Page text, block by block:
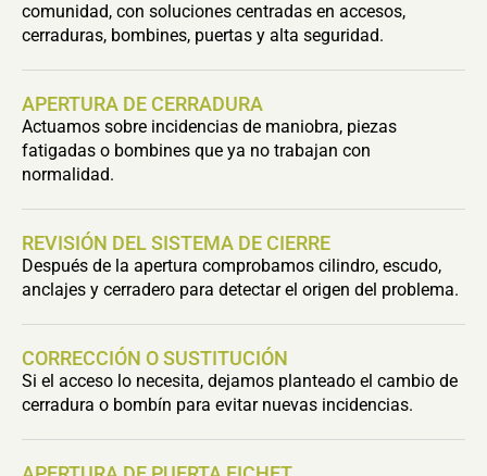
comunidad, con soluciones centradas en accesos,
cerraduras, bombines, puertas y alta seguridad.
APERTURA DE CERRADURA
Actuamos sobre incidencias de maniobra, piezas
fatigadas o bombines que ya no trabajan con
normalidad.
REVISIÓN DEL SISTEMA DE CIERRE
Después de la apertura comprobamos cilindro, escudo,
anclajes y cerradero para detectar el origen del problema.
CORRECCIÓN O SUSTITUCIÓN
Si el acceso lo necesita, dejamos planteado el cambio de
cerradura o bombín para evitar nuevas incidencias.